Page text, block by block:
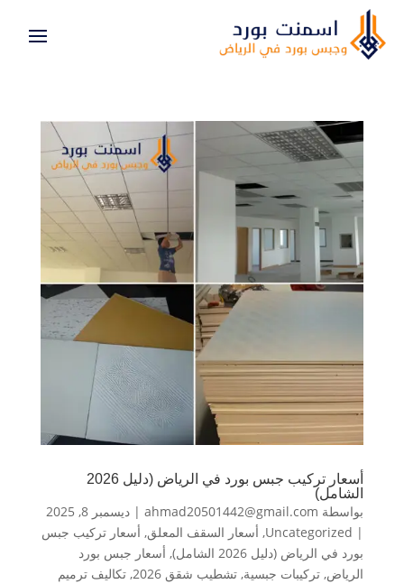
أسعار تركيب جبس بورد في الرياض (دليل 2026
الشامل)
بواسطة ahmad20501442@gmail.com
| ديسمبر 8, 2025
|
Uncategorized
, أسعار السقف المعلق, أسعار تركيب جبس
بورد في الرياض (دليل 2026 الشامل)
, أسعار جبس بورد
الرياض, تركيبات جبسية, تشطيب شقق 2026 , تكاليف ترميم